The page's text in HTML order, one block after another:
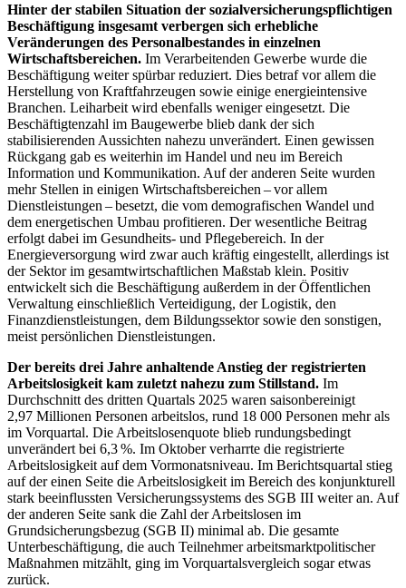
Hinter der stabilen Situation der sozialversicherungspflichtigen
Beschäftigung insgesamt verbergen sich erhebliche
Veränderungen des Personalbestandes in einzelnen
Wirtschaftsbereichen. Im Verarbeitenden Gewerbe wurde die
Beschäftigung weiter spürbar reduziert. Dies betraf vor allem die
Herstellung von Kraftfahrzeugen sowie einige energieintensive
Branchen. Leiharbeit wird ebenfalls weniger eingesetzt. Die
Beschäftigtenzahl im Baugewerbe blieb dank der sich
stabilisierenden Aussichten nahezu unverändert. Einen gewissen
Rückgang gab es weiterhin im Handel und neu im Bereich
Information und Kommunikation. Auf der anderen Seite wurden
mehr Stellen in einigen Wirtschaftsbereichen – vor allem
Dienstleistungen – besetzt, die vom demografischen Wandel und
dem energetischen Umbau profitieren. Der wesentliche Beitrag
erfolgt dabei im Gesundheits- und Pflegebereich. In der
Energieversorgung wird zwar auch kräftig eingestellt, allerdings ist
der Sektor im gesamtwirtschaftlichen Maßstab klein. Positiv
entwickelt sich die Beschäftigung außerdem in der Öffentlichen
Verwaltung einschließlich Verteidigung, der Logistik, den
Finanzdienstleistungen, dem Bildungssektor sowie den sonstigen,
meist persönlichen Dienstleistungen.
Der bereits drei Jahre anhaltende Anstieg der registrierten
Arbeitslosigkeit kam zuletzt nahezu zum Stillstand. Im
Durchschnitt des dritten Quartals 2025 waren saisonbereinigt
2,97 Millionen Personen arbeitslos, rund 18 000 Personen mehr als
im Vorquartal. Die Arbeitslosenquote blieb rundungsbedingt
unverändert bei 6,3 %. Im Oktober verharrte die registrierte
Arbeitslosigkeit auf dem Vormonatsniveau. Im Berichtsquartal stieg
auf der einen Seite die Arbeitslosigkeit im Bereich des konjunkturell
stark beeinflussten Versicherungssystems des SGB III weiter an. Auf
der anderen Seite sank die Zahl der Arbeitslosen im
Grundsicherungsbezug (SGB II) minimal ab. Die gesamte
Unterbeschäftigung, die auch Teilnehmer arbeitsmarktpolitischer
Maßnahmen mitzählt, ging im Vorquartalsvergleich sogar etwas
zurück.